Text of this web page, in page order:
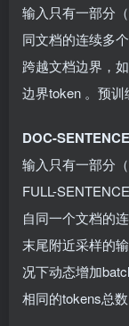
输入只有一部分
同文档的连续多
跨越文档边界，
边界token 。预训
DOC-
输入只有一部分
FULL-
自同一个文档的
末尾附近采样的
况下动态增加
相同的tokens总